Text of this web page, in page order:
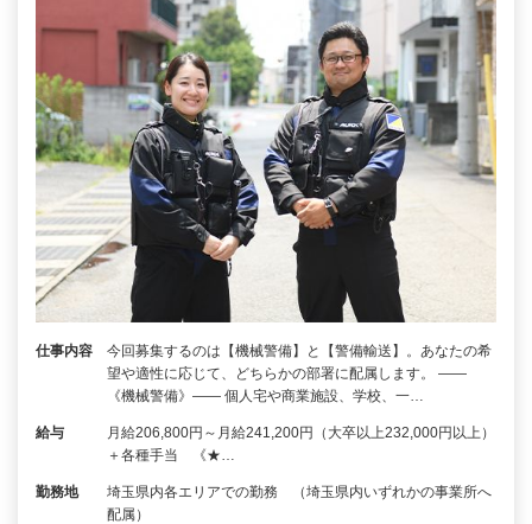
仕事内容
今回募集するのは【機械警備】と【警備輸送】。あなたの希
望や適性に応じて、どちらかの部署に配属します。 ――
《機械警備》―― 個人宅や商業施設、学校、一…
給与
月給206,800円～月給241,200円（大卒以上232,000円以上）
＋各種手当 《★…
勤務地
埼玉県内各エリアでの勤務 （埼玉県内いずれかの事業所へ
配属）